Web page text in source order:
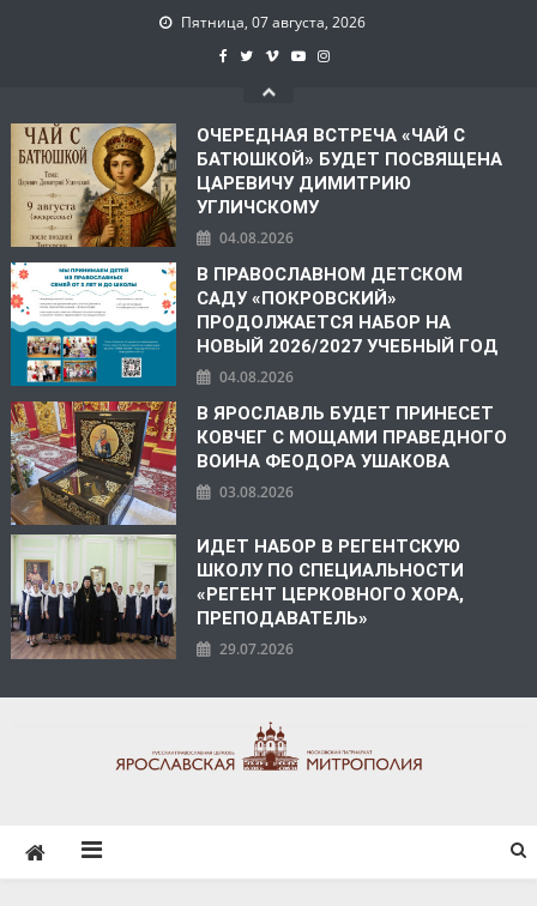
Пятница, 07 августа, 2026
ОЧЕРЕДНАЯ ВСТРЕЧА «ЧАЙ С
БАТЮШКОЙ» БУДЕТ ПОСВЯЩЕНА
ЦАРЕВИЧУ ДИМИТРИЮ
УГЛИЧСКОМУ
04.08.2026
В ПРАВОСЛАВНОМ ДЕТСКОМ
САДУ «ПОКРОВСКИЙ»
ПРОДОЛЖАЕТСЯ НАБОР НА
НОВЫЙ 2026/2027 УЧЕБНЫЙ ГОД
04.08.2026
В ЯРОСЛАВЛЬ БУДЕТ ПРИНЕСЕТ
КОВЧЕГ С МОЩАМИ ПРАВЕДНОГО
ВОИНА ФЕОДОРА УШАКОВА
03.08.2026
ИДЕТ НАБОР В РЕГЕНТСКУЮ
ШКОЛУ ПО СПЕЦИАЛЬНОСТИ
«РЕГЕНТ ЦЕРКОВНОГО ХОРА,
ПРЕПОДАВАТЕЛЬ»
29.07.2026